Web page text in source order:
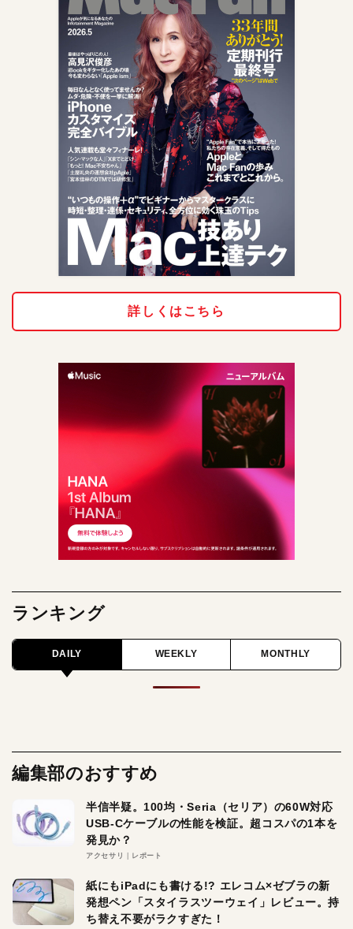
詳しくはこちら
ランキング
DAILY WEEKLY MONTHLY
編集部のおすすめ
半信半疑。100均・Seria（セリア）の60W対応
USB-Cケーブルの性能を検証。超コスパの1本を
発見か？
アクセサリ レポート
紙にもiPadにも書ける!? エレコム×ゼブラの新
発想ペン「スタイラスツーウェイ」レビュー。持
ち替え不要がラクすぎた！